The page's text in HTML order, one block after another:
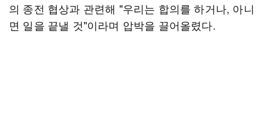
의 종전 협상과 관련해 "우리는 합의를 하거나, 아니
면 일을 끝낼 것"이라며 압박을 끌어올렸다.